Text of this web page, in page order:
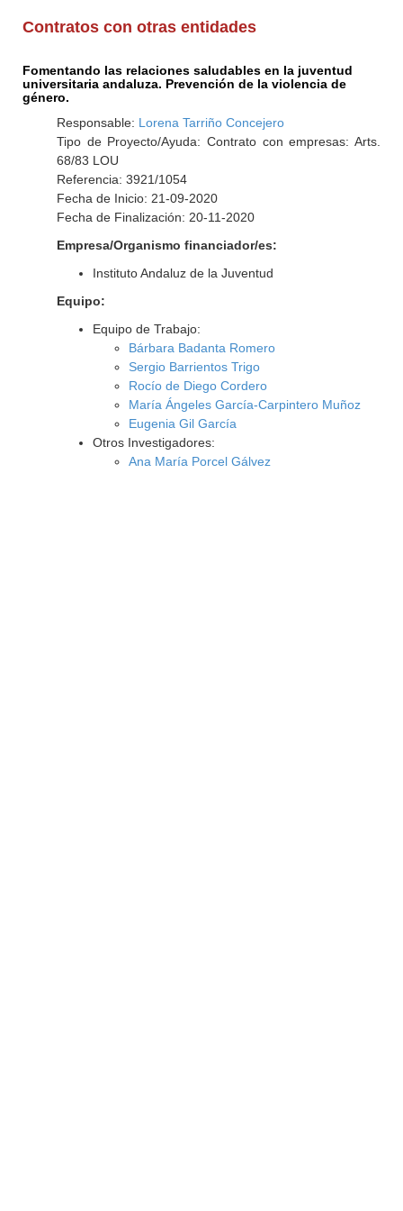
Contratos con otras entidades
Fomentando las relaciones saludables en la juventud
universitaria andaluza. Prevención de la violencia de
género.
Responsable: Lorena Tarriño Concejero
Tipo de Proyecto/Ayuda: Contrato con empresas: Arts.
68/83 LOU
Referencia: 3921/1054
Fecha de Inicio: 21-09-2020
Fecha de Finalización: 20-11-2020
Empresa/Organismo financiador/es:
Instituto Andaluz de la Juventud
Equipo:
Equipo de Trabajo:
Bárbara Badanta Romero
Sergio Barrientos Trigo
Rocío de Diego Cordero
María Ángeles García-Carpintero Muñoz
Eugenia Gil García
Otros Investigadores:
Ana María Porcel Gálvez